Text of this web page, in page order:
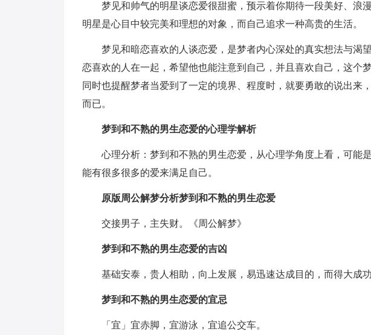
梦见和帅气的明星谈恋爱很甜蜜，预示着你期待一段美好、浪
明星是心目中较完美和理想的对象，而自己追求一种高贵的生活。
梦见和暗恋喜欢的人谈恋爱，是梦者内心深处的真实想法与渴
恋喜欢的人在一起，希望他也能注意到自己，并且喜欢自己，这个
同时也提醒梦者当爱到了一定的境界、程度时，就要勇敢的说出来
而已。
梦到和不熟的男生恋爱的心理学解析
心理分析：梦到和不熟的男生恋爱，从心理学角度上看，可能
能有很多很多的爱来满足自己。
原版周公解梦分析梦到和不熟的男生恋爱
交接男子，主失财。《周公解梦》
梦到和不熟的男生恋爱的吉凶
基础安泰，贵人相助，向上发展，易迅速达成目的，而得大成
梦到和不熟的男生恋爱的宜忌
「宜」宜赤脚，宜游泳，宜追公交车。